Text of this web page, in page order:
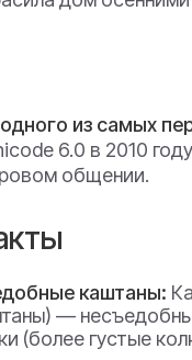
одного из самых
6.0 в 2010
общении.
каштаны:
—
(более густые